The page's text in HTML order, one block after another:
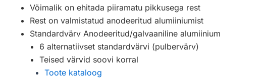
Võimalik on ehitada piiramatu pikkusega rest
Rest on valmistatud anodeeritud alumiiniumist
Standardvärv Anodeeritud/galvaaniline alumiinium
6 alternatiivset standardvärvi (pulbervärv)
Teised värvid soovi korral
Toote kataloog